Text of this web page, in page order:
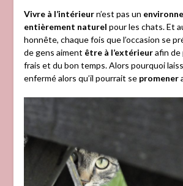
Vivre à l’intérieurn’est pas un
entièrement naturel pour les chats. Et
honnête, chaque fois que l’occasion se
de gens aiment être à l’extérieurafin de
frais et du bon temps. Alors pourquoi
enfermé alors qu’il pourrait se promener